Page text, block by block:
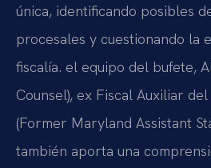
única, identificando posibles
procesales y cuestionando la
fiscalía. el equipo del bufete,
Counsel), ex Fiscal Auxiliar
(Former Maryland Assistant
también aporta una